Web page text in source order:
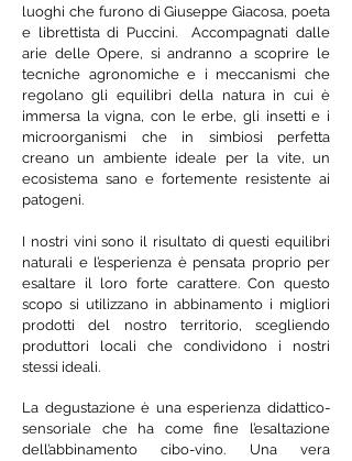
luoghi che furono di Giuseppe Giacosa, poeta
e librettista di Puccini. Accompagnati dalle
arie delle Opere, si andranno a scoprire le
tecniche agronomiche e i meccanismi che
regolano gli equilibri della natura in cui è
immersa la vigna, con le erbe, gli insetti e i
microorganismi che in simbiosi perfetta
creano un ambiente ideale per la vite, un
ecosistema sano e fortemente resistente ai
patogeni. ​
I nostri vini sono il risultato di questi equilibri
naturali e l’esperienza è pensata proprio per
esaltare il loro forte carattere. Con questo
scopo si utilizzano in abbinamento i migliori
prodotti del nostro territorio, scegliendo
produttori locali che condividono i nostri
stessi ideali.
La degustazione è una esperienza didattico-
sensoriale che ha come fine l’esaltazione
dell’abbinamento cibo-vino. Una vera